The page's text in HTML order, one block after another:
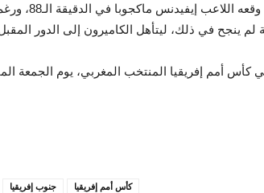
وقلص منتخب جنوب إفريقيا النتيجة
ينجح في ذلك، ليتأهل الكاميرون إلى الدور
كأس أمم إفريقيا المنتخب المغربي، يوم الجمعة
جنوب إفريقيا كأس أمم إفريقيا